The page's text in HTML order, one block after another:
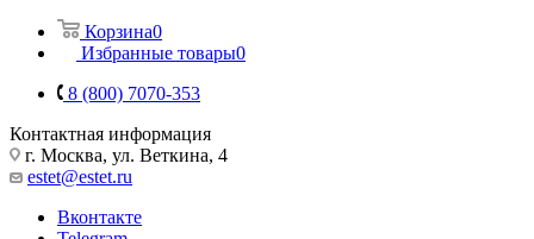
Корзина0
Избранные товары0
8 (800) 7070-353
Контактная информация
г. Москва, ул. Веткина, 4
estet@estet.ru
Вконтакте